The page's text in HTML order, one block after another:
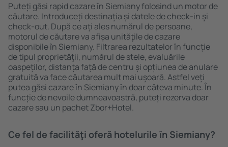
Puteți găsi rapid cazare în Siemiany folosind un motor de
căutare. Introduceți destinația și datele de check-in și
check-out. După ce ați ales numărul de persoane,
motorul de căutare va afișa unităţile de cazare
disponibile în Siemiany. Filtrarea rezultatelor în funcție
de tipul proprietăţii, numărul de stele, evaluările
oaspeților, distanța față de centru și opțiunea de anulare
gratuită va face căutarea mult mai ușoară. Astfel veți
putea găsi cazare în Siemiany în doar câteva minute. În
funcție de nevoile dumneavoastră, puteți rezerva doar
cazare sau un pachet Zbor+Hotel.
Ce fel de facilităţi oferă hotelurile în Siemiany?